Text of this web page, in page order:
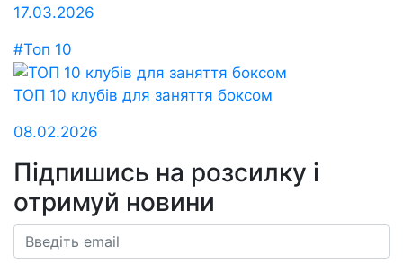
17.03.2026
#Топ 10
ТОП 10 клубів для заняття боксом
08.02.2026
Підпишись на розсилку і
отримуй новини
Email